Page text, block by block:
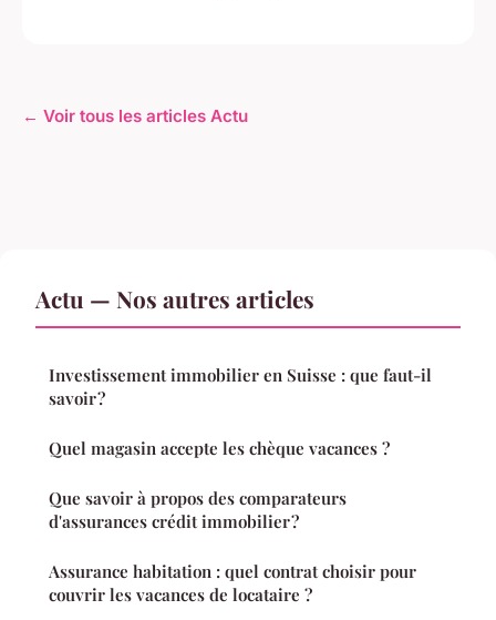
← Voir tous les articles Actu
Actu — Nos autres articles
Investissement immobilier en Suisse : que faut-il
savoir ?
Quel magasin accepte les chèque vacances ?
Que savoir à propos des comparateurs
d'assurances crédit immobilier ?
Assurance habitation : quel contrat choisir pour
couvrir les vacances de locataire ?